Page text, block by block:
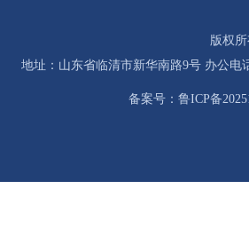
版权
地址：山东省临清市新华南路9号 办公电
备案号：鲁ICP备